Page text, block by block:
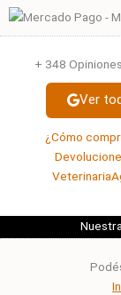
+ 348
Ver
¿Cómo